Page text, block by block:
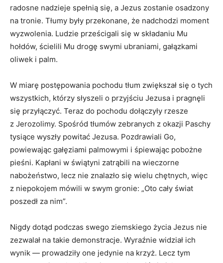
radosne nadzieje spełnią się, a Jezus zostanie osadzony
na tronie. Tłumy były przekonane, że nadchodzi moment
wyzwolenia. Ludzie prześcigali się w składaniu Mu
hołdów, ścielili Mu drogę swymi ubraniami, gałązkami
oliwek i palm.
W miarę postępowania pochodu tłum zwiększał się o tych
wszystkich, którzy słyszeli o przyjściu Jezusa i pragnęli
się przyłączyć. Teraz do pochodu dołączyły rzesze
z Jerozolimy. Spośród tłumów zebranych z okazji Paschy
tysiące wyszły powitać Jezusa. Pozdrawiali Go,
powiewając gałęziami palmowymi i śpiewając pobożne
pieśni. Kapłani w świątyni zatrąbili na wieczorne
nabożeństwo, lecz nie znalazło się wielu chętnych, więc
z niepokojem mówili w swym gronie: „Oto cały świat
poszedł za nim”.
Nigdy dotąd podczas swego ziemskiego życia Jezus nie
zezwalał na takie demonstracje. Wyraźnie widział ich
wynik — prowadziły one jedynie na krzyż. Lecz tym